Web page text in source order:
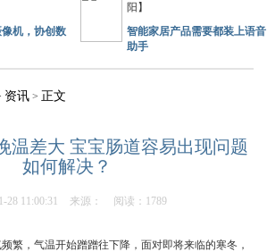
机，协创数
阳】
智能家居产品需要都装上语音
助手
资讯 > 正文
温差大 宝宝肠道容易出现问题
如何解决？
28 11:00:31 来源： 阅读：1789
繁，气温开始蹭蹭往下降，面对即将来临的寒冬，